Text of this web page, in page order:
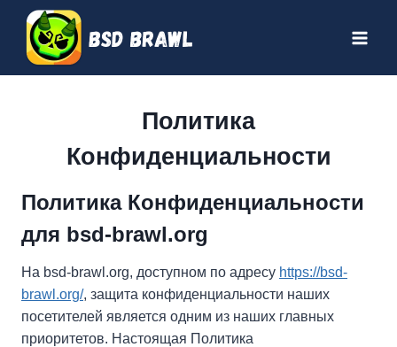
Перейти
содержимому
Политика
Конфиденциальности
Политика Конфиденциальности
для bsd-brawl.org
На bsd-brawl.org, доступном по адресу https://bsd-
brawl.org/, защита конфиденциальности наших
посетителей является одним из наших главных
приоритетов. Настоящая Политика